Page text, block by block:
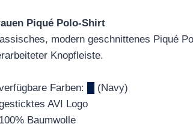
Piqué Polo-Shirt
modern geschnittenes Piqué
Knopfleiste.
Farben:
(Navy)
AVI Logo
Baumwolle